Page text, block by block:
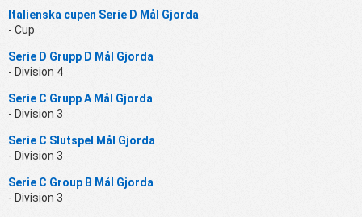
Italienska cupen Serie D Mål Gjorda
- Cup
Serie D Grupp D Mål Gjorda
- Division 4
Serie C Grupp A Mål Gjorda
- Division 3
Serie C Slutspel Mål Gjorda
- Division 3
Serie C Group B Mål Gjorda
- Division 3